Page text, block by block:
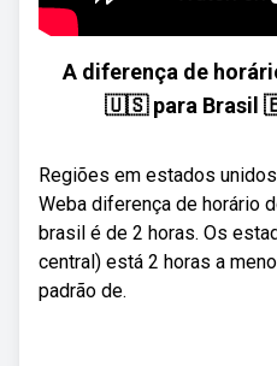
A diferença de
🇺🇸 para Brasil
Regiões em estados
Weba diferença de horário
brasil é de 2 horas. Os
central) está 2 horas a
padrão de.